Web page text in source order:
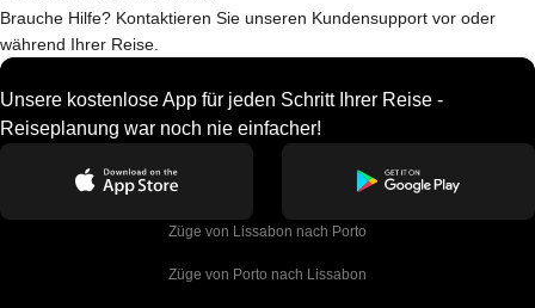
Brauche Hilfe? Kontaktieren Sie unseren Kundensupport vor oder
während Ihrer Reise.
Unsere kostenlose App für jeden Schritt Ihrer Reise -
Reiseplanung war noch nie einfacher!
Züge von Lissabon nach Porto
Züge von Porto nach Lissabon